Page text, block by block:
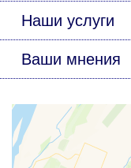
Наши услуги
Ваши мнения